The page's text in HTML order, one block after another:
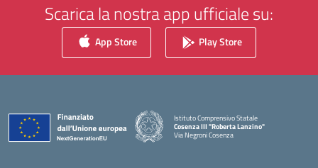
Scarica la nostra app ufficiale su:
App Store Play Store
Istituto Comprensivo Statale
Cosenza III "Roberta Lanzino"
Via Negroni Cosenza
— Visita la pagina iniziale della scuola